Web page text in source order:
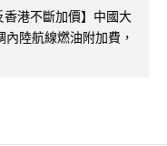
香港不斷加價】中國大
陸航線燃油附加費，